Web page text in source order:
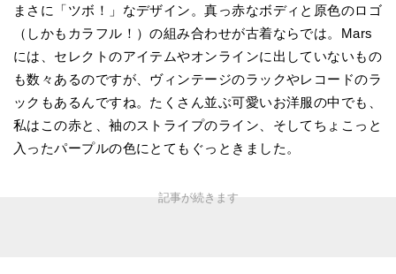
まさに「ツボ！」なデザイン。真っ赤なボディと原色のロゴ
（しかもカラフル！）の組み合わせが古着ならでは。Mars
には、セレクトのアイテムやオンラインに出していないもの
も数々あるのですが、ヴィンテージのラックやレコードのラ
ックもあるんですね。たくさん並ぶ可愛いお洋服の中でも、
私はこの赤と、袖のストライプのライン、そしてちょこっと
入ったパープルの色にとてもぐっときました。